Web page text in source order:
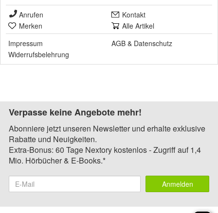
Anrufen
Kontakt
Merken
Alle Artikel
Impressum
AGB & Datenschutz
Widerrufsbelehrung
Verpasse keine Angebote mehr!
Abonniere jetzt unseren Newsletter und erhalte exklusive
Rabatte und Neuigkeiten.
Extra-Bonus: 60 Tage Nextory kostenlos - Zugriff auf 1,4
Mio. Hörbücher & E-Books.*
Anmelden